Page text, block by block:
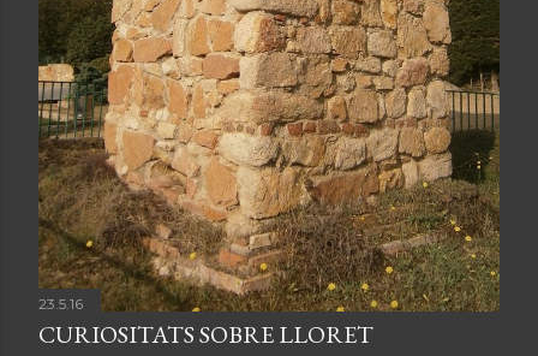
23.5.16
CURIOSITATS SOBRE LLORET